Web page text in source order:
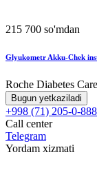
215 700 so'mdan
Glyukometr Akku-Chek
Roche Diabetes
Bugun yetkaziladi
+998 (71) 205-0-888
Call center
Telegram
Yordam xizmati